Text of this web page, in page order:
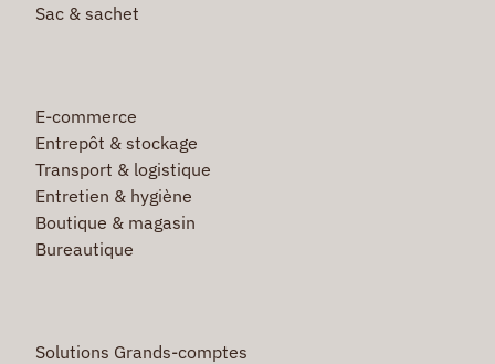
Sac & sachet
E-commerce
Entrepôt & stockage
Transport & logistique
Entretien & hygiène
Boutique & magasin
Bureautique
Solutions Grands-comptes